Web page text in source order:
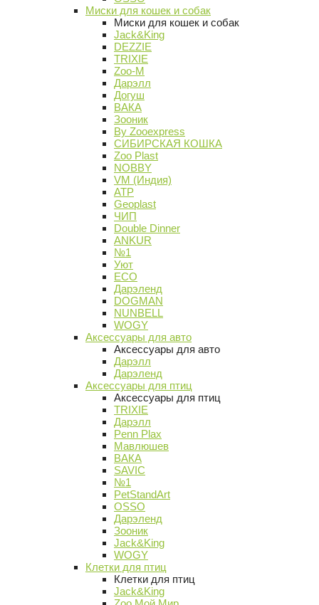
Миски для кошек и собак
Миски для кошек и собак
Jack&King
DEZZIE
TRIXIE
Zoo-M
Дарэлл
Догуш
ВАКА
Зооник
By Zooexpress
СИБИРСКАЯ КОШКА
Zoo Plast
NOBBY
VM (Индия)
АТР
Geoplast
ЧИП
Double Dinner
ANKUR
№1
Уют
ECO
Дарэленд
DOGMAN
NUNBELL
WOGY
Аксессуары для авто
Аксессуары для авто
Дарэлл
Дарэленд
Аксессуары для птиц
Аксессуары для птиц
TRIXIE
Дарэлл
Penn Plax
Мавлюшев
ВАКА
SAVIC
№1
PetStandArt
OSSO
Дарэленд
Зооник
Jack&King
WOGY
Клетки для птиц
Клетки для птиц
Jack&King